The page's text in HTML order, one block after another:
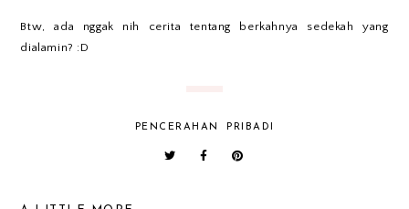
Btw, ada nggak nih cerita tentang berkahnya sedekah yang
dialamin? :D
PENCERAHAN PRIBADI